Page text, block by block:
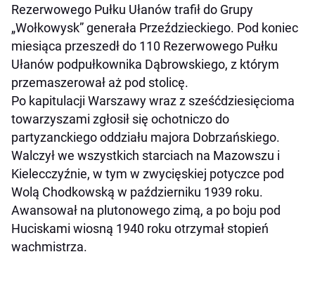
Rezerwowego Pułku Ułanów trafił do Grupy
„Wołkowysk” generała Przeździeckiego. Pod koniec
miesiąca przeszedł do 110 Rezerwowego Pułku
Ułanów podpułkownika Dąbrowskiego, z którym
przemaszerował aż pod stolicę.
Po kapitulacji Warszawy wraz z sześćdziesięcioma
towarzyszami zgłosił się ochotniczo do
partyzanckiego oddziału majora Dobrzańskiego.
Walczył we wszystkich starciach na Mazowszu i
Kielecczyźnie, w tym w zwycięskiej potyczce pod
Wolą Chodkowską w październiku 1939 roku.
Awansował na plutonowego zimą, a po boju pod
Huciskami wiosną 1940 roku otrzymał stopień
wachmistrza.